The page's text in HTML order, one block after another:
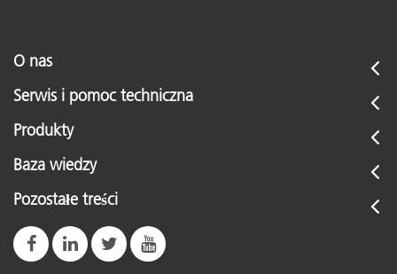
O nas
Serwis i pomoc techniczna
Produkty
Baza wiedzy
Pozostałe treści